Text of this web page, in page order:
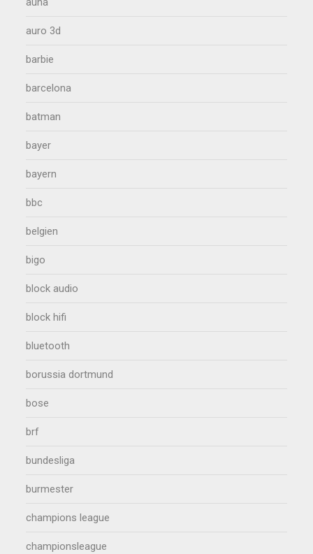
auro 3d
barbie
barcelona
batman
bayer
bayern
bbc
belgien
bigo
block audio
block hifi
bluetooth
borussia dortmund
bose
brf
bundesliga
burmester
champions league
championsleague